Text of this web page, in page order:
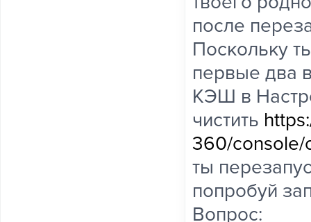
после
Поскольку
первые два
КЭШ в
чистить
360/console/
ты
попробуй
Вопрос: